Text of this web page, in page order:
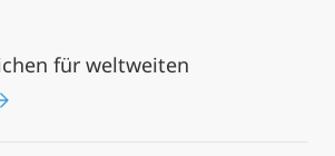
für weltweiten